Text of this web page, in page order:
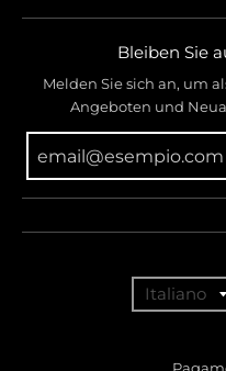
Bleiben Sie
Melden Sie sich an, um
Angeboten und
Italiano